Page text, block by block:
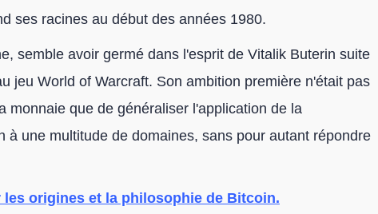
ses racines au début des années 1980.
semble avoir germé dans l'esprit de Vitalik Buterin suite
jeu World of Warcraft. Son ambition première n'était pas
monnaie que de généraliser l'application de la
à une multitude de domaines, sans pour autant répondre
origines et la philosophie de Bitcoin.